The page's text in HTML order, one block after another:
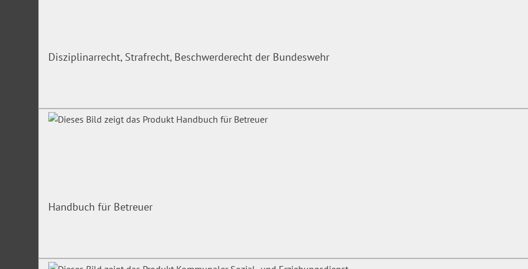
Disziplinarrecht, Strafrecht, Beschwerderecht der Bundeswehr
Handbuch für Betreuer